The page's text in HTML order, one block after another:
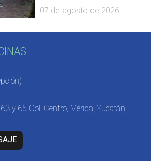
07 de agosto de 2026
y 65 Col. Centro, Mérida, Yucatán,